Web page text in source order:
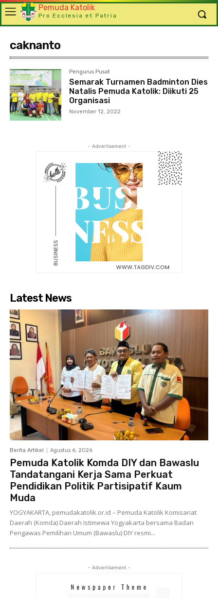
Pemuda Katolik
Pro Ecclesia et Patria
caknanto
Pengurus Pusat
Semarak Turnamen Badminton Dies
Natalis Pemuda Katolik: Diikuti 25
Organisasi
November 12, 2022
- Advertisement -
Latest News
Berita Artikel Agustus 6, 2026
Pemuda Katolik Komda DIY dan Bawaslu
Tandatangani Kerja Sama Perkuat
Pendidikan Politik Partisipatif Kaum
Muda
YOGYAKARTA, pemudakatolik.or.id – Pemuda Katolik Komisariat
Daerah (Komda) Daerah Istimewa Yogyakarta bersama Badan
Pengawas Pemilihan Umum (Bawaslu) DIY resmi...
- Advertisement -